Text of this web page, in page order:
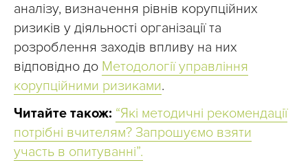
аналізу, визначення рівнів корупційних
ризиків у діяльності організації та
розроблення заходів впливу на них
відповідно до Методології управління
корупційними ризиками.
Читайте також: “Які методичні рекомендації
потрібні вчителям? Запрошуємо взяти
участь в опитуванні”.